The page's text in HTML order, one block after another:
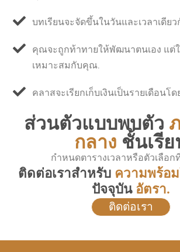
บทเรียนจะจัดขึ้นในวันและเวลาเดีย
คุณจะถูกท้าทายให้พัฒนาตนเอง แต่
เหมาะสมกับคุณ.
คลาสจะเรียกเก็บเงินเป็นรายเดือนโ
ส่วนตัวแบบพบตัว
กลาง ชั้นเรี
กำหนดตารางเวลาหรือตัวเลือ
ติดต่อเราสำหรับ ความพร้อ
ปัจจุบัน อัตรา.
ติดต่อเรา